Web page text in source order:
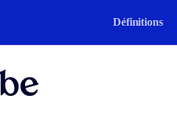
Définitions